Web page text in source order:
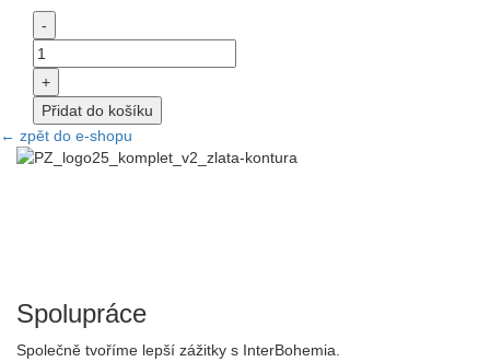
-
Nealko
Rádl
Pomeranč-
Grep
množství
+
Přidat do košíku
← zpět do e-shopu
Spolupráce
Společně tvoříme lepší zážitky s InterBohemia.